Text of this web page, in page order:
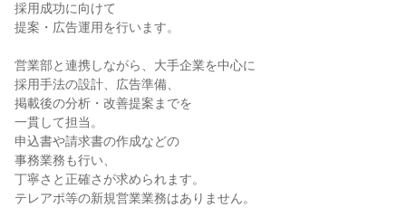
採用成功に向けて
提案・広告運用を行います。
営業部と連携しながら、大手企業を中心に
採用手法の設計、広告準備、
掲載後の分析・改善提案までを
一貫して担当。
申込書や請求書の作成などの
事務業務も行い、
丁寧さと正確さが求められます。
テレアポ等の新規営業業務はありません。